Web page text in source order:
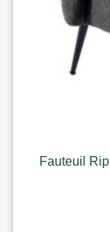
Fauteuil